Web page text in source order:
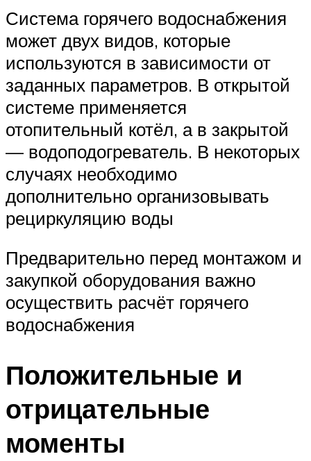
Система горячего водоснабжения
может двух видов, которые
используются в зависимости от
заданных параметров. В открытой
системе применяется
отопительный котёл, а в закрытой
— водоподогреватель. В некоторых
случаях необходимо
дополнительно организовывать
рециркуляцию воды
Предварительно перед монтажом и
закупкой оборудования важно
осуществить расчёт горячего
водоснабжения
Положительные и
отрицательные
моменты